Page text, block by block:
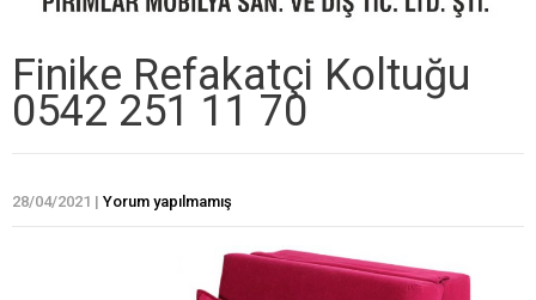
Finike Refakatçi Koltuğu
0542 251 11 70
28/04/2021 | Yorum yapılmamış